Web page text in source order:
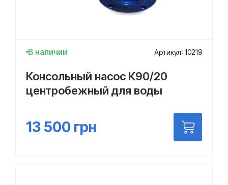
В наличии Артикул: 10219
Консольный насос К90/20
центробежный для воды
13 500 грн